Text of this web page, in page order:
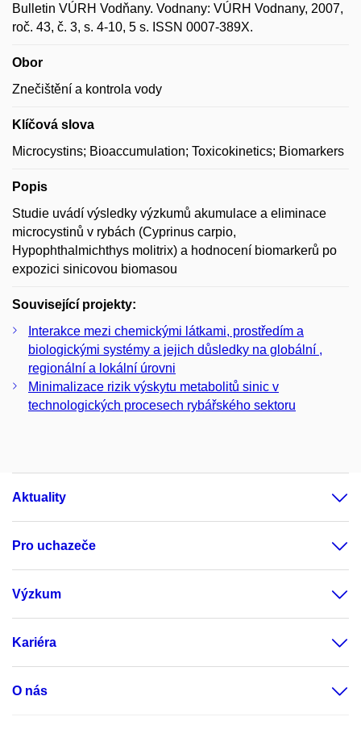
Bulletin VÚRH Vodňany. Vodnany: VÚRH Vodnany, 2007,
roč. 43, č. 3, s. 4-10, 5 s. ISSN 0007-389X.
Obor
Znečištění a kontrola vody
Klíčová slova
Microcystins; Bioaccumulation; Toxicokinetics; Biomarkers
Popis
Studie uvádí výsledky výzkumů akumulace a eliminace
microcystinů v rybách (Cyprinus carpio,
Hypophthalmichthys molitrix) a hodnocení biomarkerů po
expozici sinicovou biomasou
Související projekty:
Interakce mezi chemickými látkami, prostředím a
biologickými systémy a jejich důsledky na globální ,
regionální a lokální úrovni
Minimalizace rizik výskytu metabolitů sinic v
technologických procesech rybářského sektoru
Aktuality
Pro uchazeče
Výzkum
Kariéra
O nás